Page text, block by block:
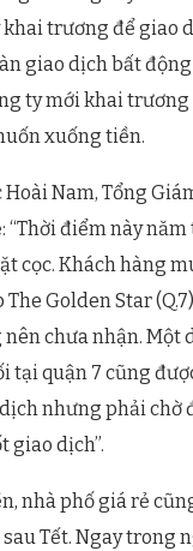
trương để giao
giao dịch bất động
ty mới khai
xuống tiền.
Nam, Tổng
“Thời điểm này
cọc. Khách hàng
The Golden Star
chưa nhận. Một
tại quận 7 cũng
nhưng phải chờ
giao dịch”.
nhà phố giá rẻ
Tết. Ngay trong